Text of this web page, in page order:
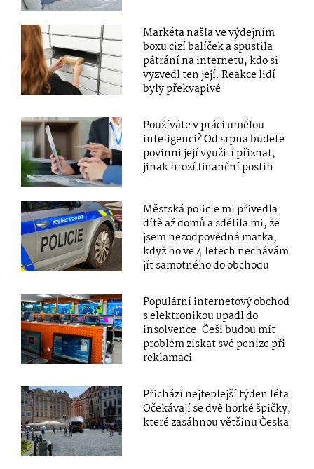
Markéta našla ve výdejním
boxu cizí balíček a spustila
pátrání na internetu, kdo si
vyzvedl ten její. Reakce lidí
byly překvapivé
Používáte v práci umělou
inteligenci? Od srpna budete
povinni její využití přiznat,
jinak hrozí finanční postih
Městská policie mi přivedla
dítě až domů a sdělila mi, že
jsem nezodpovědná matka,
když ho ve 4 letech nechávám
jít samotného do obchodu
Populární internetový obchod
s elektronikou upadl do
insolvence. Češi budou mít
problém získat své peníze při
reklamaci
Přichází nejteplejší týden léta:
Očekávají se dvě horké špičky,
které zasáhnou většinu Česka